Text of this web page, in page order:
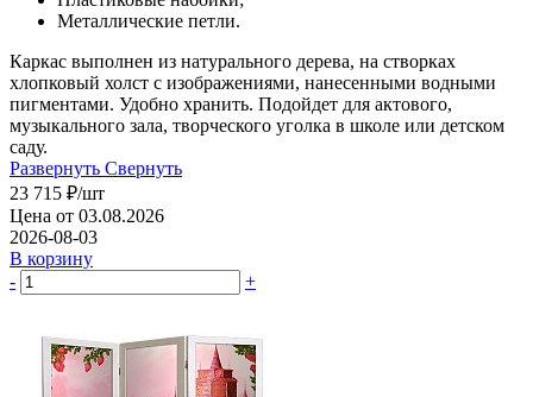
Металлические петли.
Каркас выполнен из натурального дерева, на створках
хлопковый холст с изображениями, нанесенными водными
пигментами. Удобно хранить. Подойдет для актового,
музыкального зала, творческого уголка в школе или детском
саду.
Развернуть Свернуть
23 715 ₽/шт
Цена от 03.08.2026
2026-08-03
В корзину
-
+